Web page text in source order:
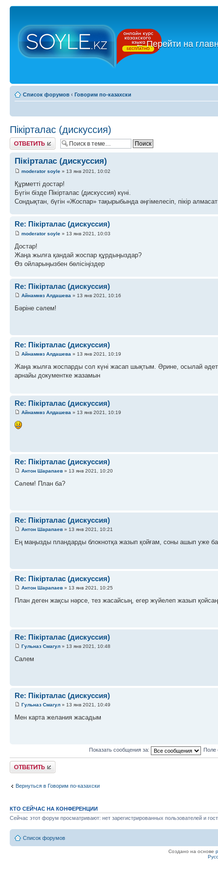
←Перейти на
Список форумов ‹ Говорим по-казахски
Пікірталас (дискуссия)
Ответить
Пікірталас (дискуссия)
moderator soyle » 13 янв 2021, 10:02
Құрметті достар!
Бүгін бізде Пікірталас (дискуссия) күні.
Сондықтан, бүгін «Жоспар» тақырыбында әңгімелесіп, пікір
Re: Пікірталас (дискуссия)
moderator soyle » 13 янв 2021, 10:03
Достар!
Жаңа жылға қандай жоспар құрдыңыздар?
Өз ойларыңызбен бөлісіңіздер
Re: Пікірталас (дискуссия)
Айнамкөз Алдашева » 13 янв 2021, 10:16
Бәріне сәлем!
Re: Пікірталас (дискуссия)
Айнамкөз Алдашева » 13 янв 2021, 10:19
Жаңа жылға жоспарды сол күні жасап шықтым. Әрине, осылай
арнайы документке жазамын
Re: Пікірталас (дискуссия)
Айнамкөз Алдашева » 13 янв 2021, 10:19
Re: Пікірталас (дискуссия)
Антон Шарапаев » 13 янв 2021, 10:20
Сәлем! План ба?
Re: Пікірталас (дискуссия)
Антон Шарапаев » 13 янв 2021, 10:21
Ең маңызды пландарды блокнотқа жазып қойғам, соны ашып уже
Re: Пікірталас (дискуссия)
Антон Шарапаев » 13 янв 2021, 10:25
План деген жақсы нәрсе, тез жасайсың, егер жүйелеп жазып қойсаң
Re: Пікірталас (дискуссия)
Гульназ Смагул » 13 янв 2021, 10:48
Салем
Re: Пікірталас (дискуссия)
Гульназ Смагул » 13 янв 2021, 10:49
Мен карта желания жасадым
Показать сообщения за: Поле
Ответить
Вернуться в Говорим по-казахски
КТО СЕЙЧАС НА КОНФЕРЕНЦИИ
Сейчас этот форум просматривают: нет зарегистрированных пользователей и
Список форумов
Создано на основе